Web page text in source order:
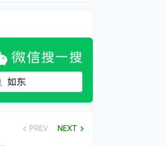
PREV NEXT